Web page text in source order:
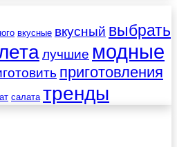
вкусные вкусный выбрать
лучшие модные
приготовления
салата тренды